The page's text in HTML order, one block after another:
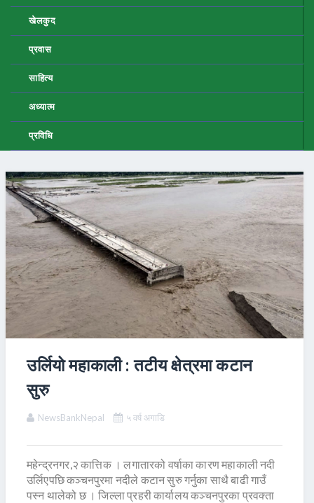
खेलकुद
प्रवास
साहित्य
अध्यात्म
प्रविधि
उर्लियो महाकाली : तटीय क्षेत्रमा कटान
सुरु
NewsBankNepal ५ वर्ष अगाडि
महेन्द्रनगर,२ कात्तिक । लगातारको वर्षाका कारण महाकाली नदी
उर्लिएपछि कञ्चनपुरमा नदीले कटान सुरु गर्नुका साथै बाढी गाउँ
पस्न थालेको छ । जिल्ला प्रहरी कार्यालय कञ्चनपुरका प्रवक्ता